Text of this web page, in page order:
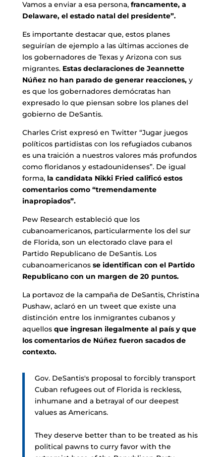
Vamos a enviar a esa persona, francamente, a
Delaware, el estado natal del presidente”.
Es importante destacar que, estos planes
seguirían de ejemplo a las últimas acciones de
los gobernadores de Texas y Arizona con sus
migrantes. Estas declaraciones de Jeannette
Núñez no han parado de generar reacciones,y
es que los gobernadores demócratas han
expresado lo que piensan sobre los planes del
gobierno de DeSantis.
Charles Crist expresó en Twitter “Jugar juegos
políticos partidistas con los refugiados cubanos
es una traición a nuestros valores más profundos
como floridanos y estadounidenses”. De igual
forma, la candidata Nikki Fried calificó estos
comentarios como “tremendamente
inapropiados”.
Pew Research estableció que los
cubanoamericanos, particularmente los del sur
de Florida, son un electorado clave para el
Partido Republicano de DeSantis. Los
cubanoamericanos se identifican con el Partido
Republicano con un margen de 20 puntos.
La portavoz de la campaña de DeSantis, Christina
Pushaw, aclaró en un tweet que existe una
distinción entre los inmigrantes cubanos y
aquellos que ingresan ilegalmente al país y que
los comentarios de Núñez fueron sacados de
contexto.
Gov. DeSantis's proposal to forcibly transport
Cuban refugees out of Florida is reckless,
inhumane and a betrayal of our deepest
values as Americans.
They deserve better than to be treated as his
political pawns to curry favor with the